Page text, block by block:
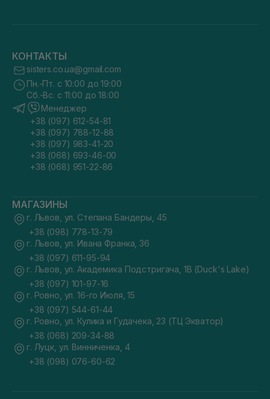
КОНТАКТЫ
sisters.co.ua@gmail.com
Пн.-Пт. с 10:00 до 19:00
Сб.-Вс. с 11:00 до 18:00
Менеджер
+38 (097) 612-54-81
+38 (097) 788-12-88
+38 (097) 983-41-20
+38 (068) 693-46-00
+38 (068) 951-22-86
МАГАЗИНЫ
г. Львов, ул. Степана Бандеры, 45
+38 (098) 778-13-79
г. Львов, ул. Ивана Франка, 36
+38 (097) 611-95-94
г. Львов, ул. Академика Подстригача, 1В (Duck's Lake)
+38 (097) 101-97-16
г. Ровно, ул. 16-го Июля, 15
+38 (097) 544-61-44
г. Ровно, ул. Кулика и Гудачека, 23 (ТЦ Экватор)
+38 (068) 209-34-88
г. Луцк, ул. Винниченка, 4
+38 (098) 076-60-62